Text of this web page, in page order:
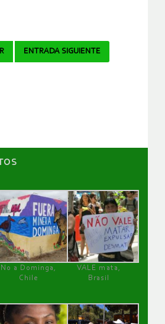
ENTRADA SIGUIENTE
No a Dominga,
Chile
VALE mata,
Brasil